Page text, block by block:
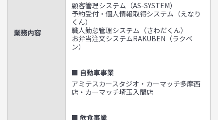
業務内容
顧客管理システム（AS-SYSTEM）
予約受付・個人情報取得システム（えなり
くん）
職人勤怠管理システム（さわだくん）
お弁当注文システムRAKUBEN（ラクベ
ン）
■ 自動車事業
アミテスカースタジオ・カーマッチ多摩西
店・カーマッチ埼玉入間店
■ 飲食事業